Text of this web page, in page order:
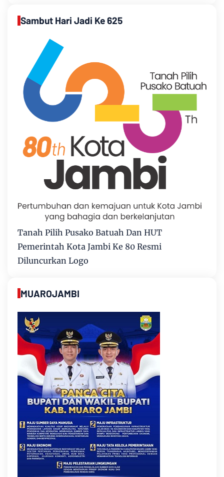
Sambut Hari Jadi Ke 625
Tanah Pilih Pusako Batuah Dan HUT
Pemerintah Kota Jambi Ke 80 Resmi
Diluncurkan Logo
MUAROJAMBI